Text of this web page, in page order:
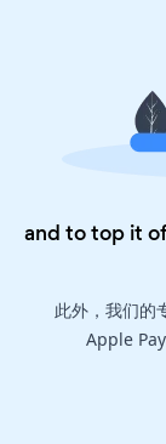
and to top it
此外，我们的
Apple